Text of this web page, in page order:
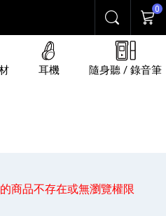
搜尋 購物
0
耳機 隨身聽 / 錄音筆
商品不存在或無瀏覽權限